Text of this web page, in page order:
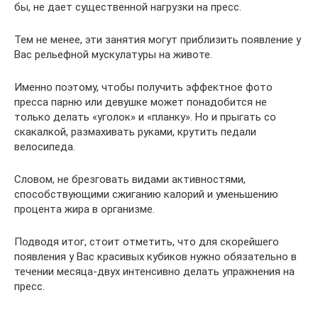
бы, не дает существенной нагрузки на пресс.
Тем не менее, эти занятия могут приблизить появление у
Вас рельефной мускулатуры на животе.
Именно поэтому, чтобы получить эффектное фото
пресса парню или девушке может понадобится не
только делать «уголок» и «планку». Но и прыгать со
скакалкой, размахивать руками, крутить педали
велосипеда.
Словом, не брезговать видами активностями,
способствующими сжиганию калорий и уменьшению
процента жира в организме.
Подводя итог, стоит отметить, что для скорейшего
появления у Вас красивых кубиков нужно обязательно в
течении месяца-двух интенсивно делать упражнения на
пресс.